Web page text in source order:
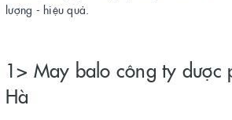
lượng - hiệu quả.
1> May balo công ty dược
Hà